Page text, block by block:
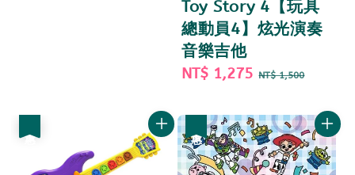
Toy Story 4【玩具
總動員4】炫光演奏
音樂吉他
Sale
NT$ 1,275 Regular
NT$ 1,500